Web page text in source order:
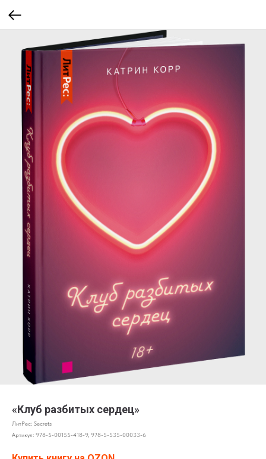
«Клуб разбитых сердец»
ЛитРес: Secrets
Артикул: 978-5-00155-418-9, 978-5-535-00033-6